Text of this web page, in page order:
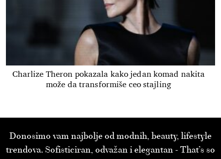
Charlize Theron pokazala kako jedan komad nakita
može da transformiše ceo stajling
Donosimo vam najbolje od modnih, beauty, lifestyle
trendova. Sofisticiran, odvažan i elegantan - That’s so